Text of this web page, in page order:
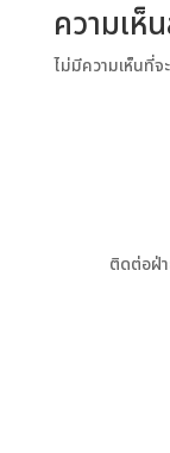
ความเห็
ไม่มีความเห็นที่จ
ติดต่อฝ่